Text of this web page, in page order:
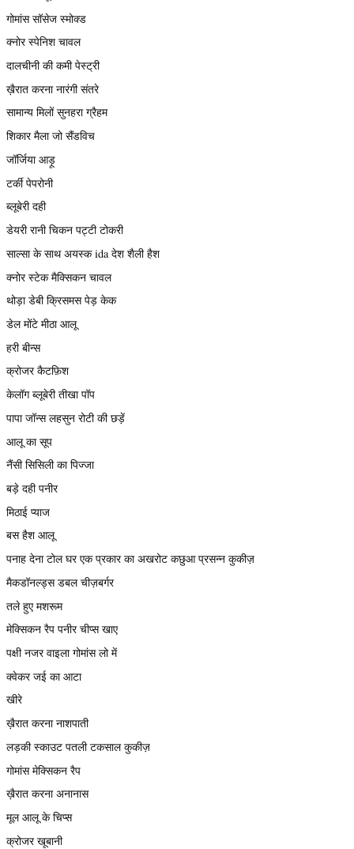
गोमांस सॉसेज स्मोक्ड
क्नोर स्पेनिश चावल
दालचीनी की कमी पेस्ट्री
ख़ैरात करना नारंगी संतरे
सामान्य मिलों सुनहरा ग्रैहम
शिकार मैला जो सैंडविच
जॉर्जिया आड़ू
टर्की पेपरोनी
ब्लूबेरी दही
डेयरी रानी चिकन पट्टी टोकरी
साल्सा के साथ अयस्क ida देश शैली हैश
क्नोर स्टेक मैक्सिकन चावल
थोड़ा डेबी क्रिसमस पेड़ केक
डेल मोंटे मीठा आलू
हरी बीन्स
क्रोजर कैटफ़िश
केलॉग ब्लूबेरी तीखा पॉप
पापा जॉन्स लहसुन रोटी की छड़ें
आलू का सूप
नैंसी सिसिली का पिज्जा
बड़े दही पनीर
मिठाई प्याज
बस हैश आलू
पनाह देना टोल घर एक प्रकार का अखरोट कछुआ प्रसन्न कुकीज़
मैकडॉनल्ड्स डबल चीज़बर्गर
तले हुए मशरूम
मेक्सिकन रैप पनीर चीप्स खाए
पक्षी नजर वाइला गोमांस लो में
क्वेकर जई का आटा
खीरे
ख़ैरात करना नाशपाती
लड़की स्काउट पतली टकसाल कुकीज़
गोमांस मेक्सिकन रैप
ख़ैरात करना अनानास
मूल आलू के चिप्स
क्रोजर खूबानी